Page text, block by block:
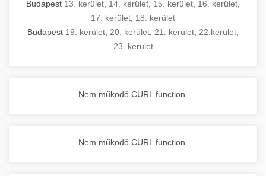
Budapest 13. kerület 14. kerület 15. kerület 16. kerület
17. kerület 18. kerület
Budapest 19. kerület 20. kerület 21. kerület 22.kerület
23. kerület
Nem működő CURL function.
Nem működő CURL function.